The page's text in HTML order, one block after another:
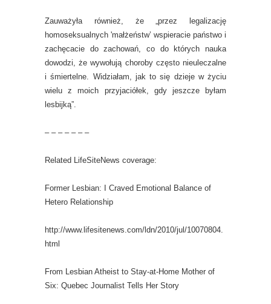
Zauważyła również, że „przez legalizację
homoseksualnych 'małżeństw’ wspieracie państwo i
zachęcacie do zachowań, co do których nauka
dowodzi, że wywołują choroby często nieuleczalne
i śmiertelne. Widziałam, jak to się dzieje w życiu
wielu z moich przyjaciółek, gdy jeszcze byłam
lesbijką”.
– – – – – – –
Related LifeSiteNews coverage:
Former Lesbian: I Craved Emotional Balance of
Hetero Relationship
http://www.lifesitenews.com/ldn/2010/jul/10070804.
html
From Lesbian Atheist to Stay-at-Home Mother of
Six: Quebec Journalist Tells Her Story